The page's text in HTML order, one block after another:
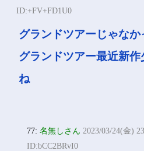
ID:+FV+FD1U0
グランドツアーじゃなか
グランドツアー最近新作
ね
77:名無しさん 2023/03/24(金)
ID:bCC2BRvI0